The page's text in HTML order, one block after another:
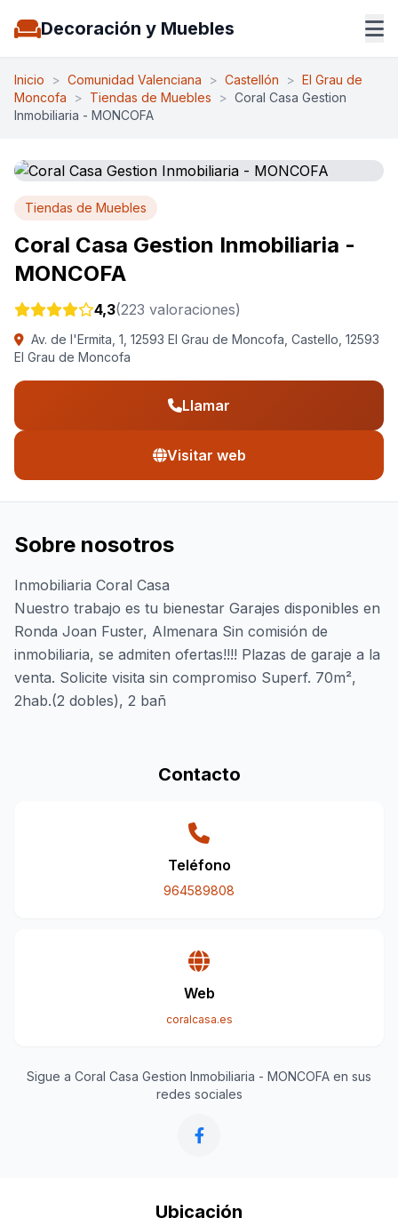
Decoración y Muebles
Inicio > Comunidad Valenciana > Castellón > El Grau de
Moncofa
> Tiendas de Muebles > Coral Casa Gestion
Inmobiliaria - MONCOFA
Tiendas de Muebles
Coral Casa Gestion Inmobiliaria -
MONCOFA
4,3(223 valoraciones)
Av. de l'Ermita, 1, 12593 El Grau de Moncofa, Castello, 12593
El Grau de Moncofa
Llamar
Visitar web
Sobre nosotros
Inmobiliaria Coral Casa
Nuestro trabajo es tu bienestar Garajes disponibles en
Ronda Joan Fuster, Almenara Sin comisión de
inmobiliaria, se admiten ofertas!!!! Plazas de garaje a la
venta. Solicite visita sin compromiso Superf. 70m²,
2hab.(2 dobles), 2 bañ
Contacto
Teléfono
964589808
Web
coralcasa.es
Sigue a Coral Casa Gestion Inmobiliaria - MONCOFA en sus
redes sociales
Ubicación